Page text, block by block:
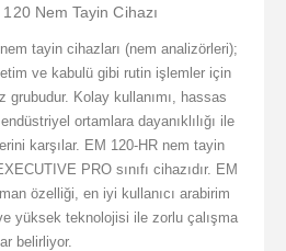
Nem Tayin Cihazı
tayin cihazları (nem analizörleri);
ve kabulü gibi rutin işlemler için
grubudur. Kolay kullanımı, hassas
ortamlara dayanıklılığı ile
karşılar. EM 120-HR nem tayin
PRO sınıfı cihazıdır. EM
özelliği, en iyi kullanıcı arabirim
yüksek teknolojisi ile zorlu çalışma
belirliyor.